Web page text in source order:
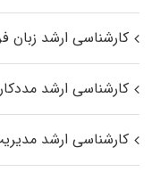
کارشناسی ارشد زبان
کارشناسی ارشد
کارشناسی ارشد